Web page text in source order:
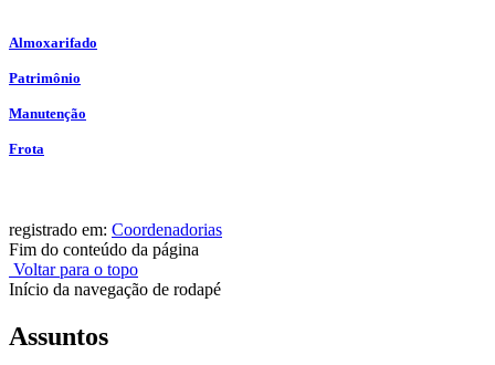
Almoxarifado
Patrimônio
Manutenção
Frota
registrado em: Coordenadorias
Fim do conteúdo da página
Voltar para o topo
Início da navegação de rodapé
Assuntos